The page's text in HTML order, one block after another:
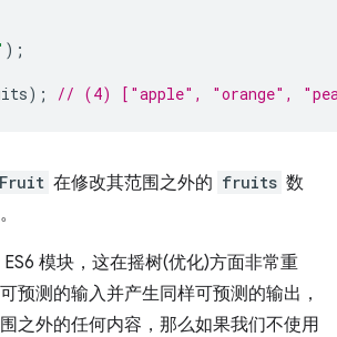
);
); // (4) ["apple", "orange",
在修改其范围之外的 fruits 数
模块，这在摇树(优化)方面非常重
预测的输入并产生同样可预测的输出，
之外的任何内容，那么如果我们不使用